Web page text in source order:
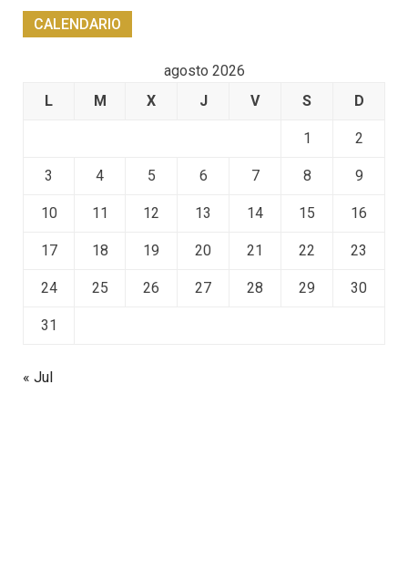
CALENDARIO
agosto 2026
L
M X J V S D
1 2
3 4 5 6 7 8 9
10 11 12 13 14 15 16
17 18 19 20 21 22 23
24 25 26 27 28 29 30
31
« Jul